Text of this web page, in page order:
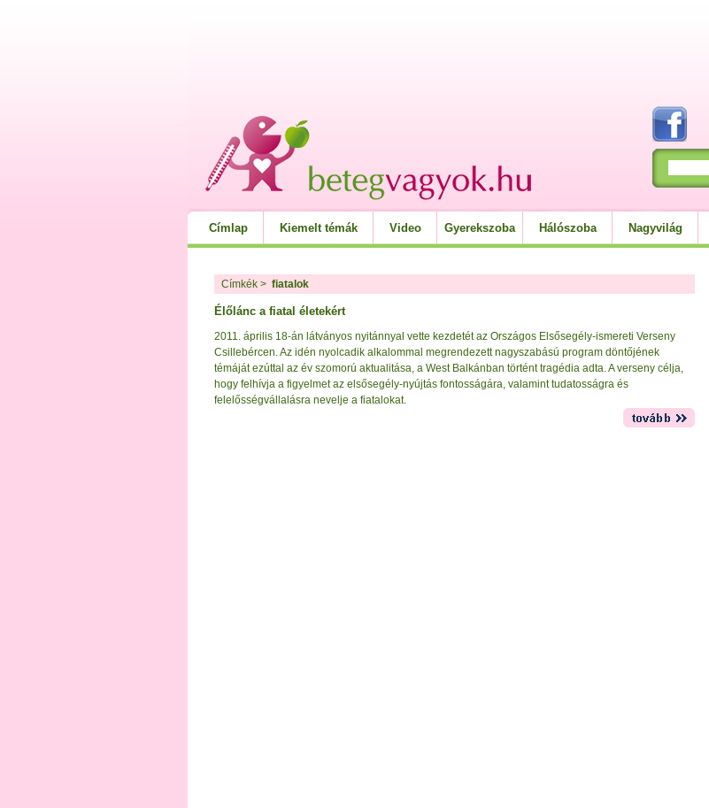
Címlap Kiemelt témák Video Gyerekszoba Hálószoba Nagyvilág
Címkék > fiatalok
Élőlánc a fiatal életekért
2011. április 18-án látványos nyitánnyal vette kezdetét az Országos Elsősegély-ismereti Verseny
Csillebércen. Az idén nyolcadik alkalommal megrendezett nagyszabású program döntőjének
témáját ezúttal az év szomorú aktualitása, a West Balkánban történt tragédia adta. A verseny célja,
hogy felhívja a figyelmet az elsősegély-nyújtás fontosságára, valamint tudatosságra és
felelősségvállalásra nevelje a fiatalokat.